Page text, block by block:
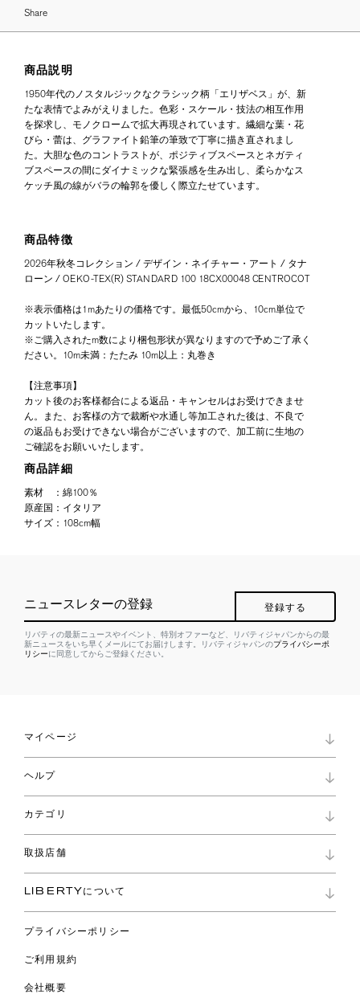
Share
商品説明
1950年代のノスタルジックなクラシック柄「エリザベス」が、新
たな表情でよみがえりました。色彩・スケール・技法の相互作用
を探求し、モノクロームで拡大再現されています。繊細な葉・花
びら・蕾は、グラファイト鉛筆の筆致で丁寧に描き直されまし
た。大胆な色のコントラストが、ポジティブスペースとネガティ
ブスペースの間にダイナミックな緊張感を生み出し、柔らかなス
ケッチ風の線がバラの輪郭を優しく際立たせています。
商品特徴
2026年秋冬コレクション / デザイン・ネイチャー・アート / タナ
ローン / OEKO-TEX(R) STANDARD 100 18CX00048 CENTROCOT
※表示価格は1mあたりの価格です。最低50cmから、10cm単位で
カットいたします。
※ご購入されたm数により梱包形状が異なりますので予めご了承く
ださい。10m未満：たたみ 10m以上：丸巻き
【注意事項】
カット後のお客様都合による返品・キャンセルはお受けできませ
ん。また、お客様の方で裁断や水通し等加工された後は、不良で
の返品もお受けできない場合がございますので、加工前に生地の
ご確認をお願いいたします。
商品詳細
素材 ： 綿100％
原産国 ： イタリア
サイズ ： 108cm幅
ニュースレターの登録 登録する
リバティの最新ニュースやイベント、特別オファーなど、リバティジャパンからの最
新ニュースをいち早くメールにてお届けします。リバティジャパンのプライバシーポ
リシーに同意してからご登録ください。
マイページ
ロイヤリティプログラム
パスワード再設定
ショッピングバッグ
ヘルプ
お問い合わせ
よくあるご質問
ご利用ガイド
カテゴリ
コレクション
ファブリックス
バッグ
ウェア
ライフスタイル
スペシャル
取扱店舗
リバティ・ファブリックス
LIBERTYについて
プライバシーポリシー
ご利用規約
会社概要